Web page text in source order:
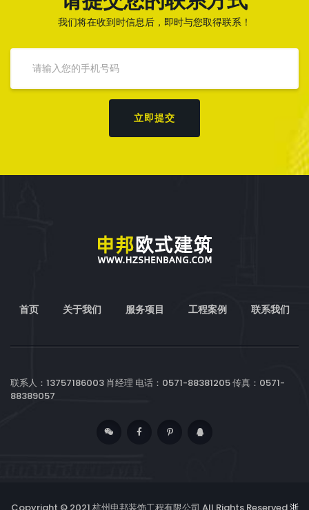
我们将在收到时信息后，即时与您取得联系！
立即提交
首页 关于我们 服务项目 工程案例 联系我们
联系人：13757186003 肖经理 电话：0571-88381205 传真：0571-
88389057